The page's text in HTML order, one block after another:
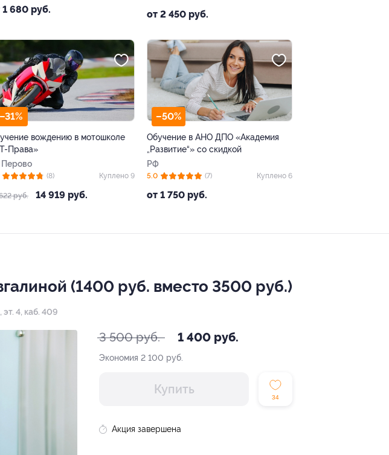
1 680 руб. от 2 450 руб.
–31%
вождению в мотошколе
Права»
Перово
руб. 14 919 руб.
(8) Куплено 9
–50%
Обучение в АНО ДПО «Академия
„Развитие“» со скидкой
РФ
от 1 750 руб.
5.0 (7) Куплено 6
(1400 руб. вместо 3500 руб.)
4, каб. 409
3 500 руб. 1 400 руб.
Экономия 2 100 руб.
Купить
34
Акция завершена